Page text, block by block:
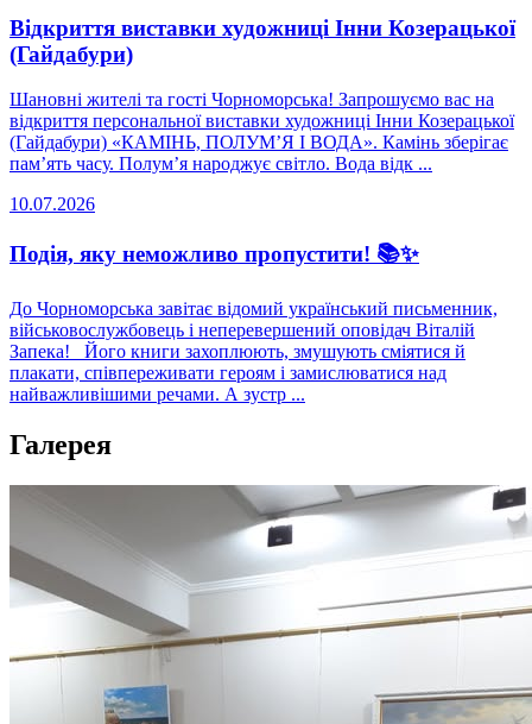
Відкриття виставки художниці Інни Козерацької
(Гайдабури)
Шановні жителі та гості Чорноморська! Запрошуємо вас на
відкриття персональної виставки художниці Інни Козерацької
(Гайдабури) «КАМІНЬ, ПОЛУМ’Я І ВОДА». Камінь зберігає
пам’ять часу. Полум’я народжує світло. Вода відк ...
10.07.2026
Подія, яку неможливо пропустити! 📚✨
До Чорноморська завітає відомий український письменник,
військовослужбовець і неперевершений оповідач Віталій
Запека! Його книги захоплюють, змушують сміятися й
плакати, співпереживати героям і замислюватися над
найважливішими речами. А зустр ...
Галерея